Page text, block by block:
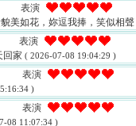
表演
美如花，妳逗我捧，笑似相聲
表演
回家 ( 2026-07-08 19:04:29 )
表演
)
表演
08 11:07:34 )